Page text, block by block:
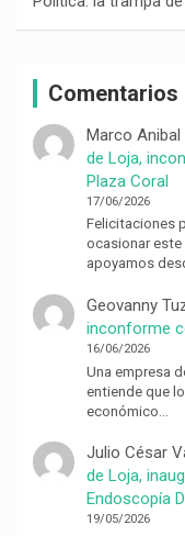
Comentarios
Marco
de Loja,
Plaza Coral
17/06/2026
Felicitaciones
ocasionar este
apoyamos
Geovanny
inconforme
16/06/2026
Una empresa
entiende que
económico…
Julio César
de Loja,
Endoscopía
19/05/2026